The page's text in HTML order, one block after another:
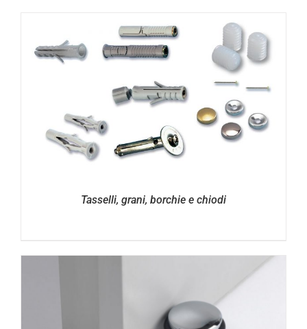
Tasselli, grani, borchie e chiodi